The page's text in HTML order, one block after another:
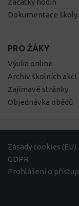
Začátky hodin
Dokumentace školy
PRO ŽÁKY
Výuka online
Archiv školních akcí
Zajímavé stránky
Objednávka obědů
Zásady cookies (EU)
GDPR
Prohlášení o